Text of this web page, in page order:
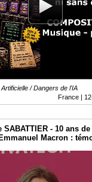
/ Dangers de l'IA
France |
SABATTIER - 10 ans
Macron :